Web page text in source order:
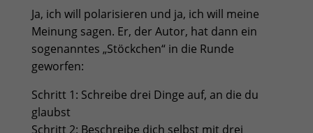
Ja, ich will polarisieren und ja, ich will meine
Meinung sagen. Er, der Autor, hat dann ein
sogenanntes „Stöckchen“ in die Runde
geworfen:
Schritt 1: Schreibe drei Dinge auf, an die du
glaubst
Schritt 2: Beschreibe dich selbst mit drei